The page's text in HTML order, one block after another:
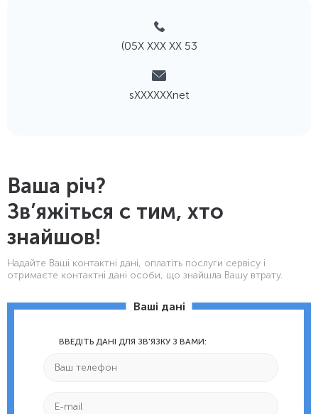
(05Х ХХХ ХХ 53
sХХХХХХnet
Ваша річ?
Зв’яжіться с тим, хто
знайшов!
Надайте Ваші контактнi дані, оплатіть послуги сервісу і
отримаєте контактні дані особи, що знайшла Вашу втрату.
Ваші дані
ВВЕДІТЬ ДАНІ ДЛЯ ЗВ'ЯЗКУ З ВАМИ: